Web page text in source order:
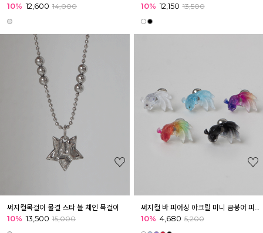
10% 12,600 14,000 10% 12,150 13,500
써지컬목걸이 물결 스타 볼 체인 목걸이
10% 13,500 15,000
써지컬 바 피어싱 아크릴 미니 금붕어 피어싱 귓볼 귓바퀴 아웃컨츠
10% 4,680 5,200